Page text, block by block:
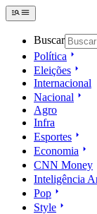
Buscar
Política
Eleições
Internacional
Nacional
Agro
Infra
Esportes
Economia
CNN Money
Inteligência
Pop
Style